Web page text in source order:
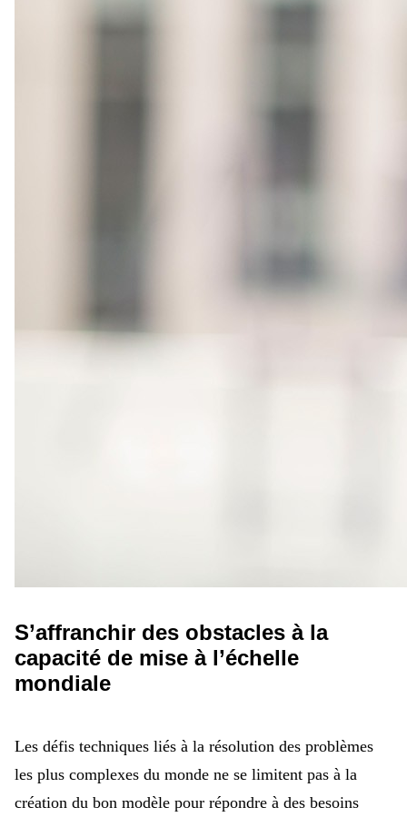
S’affranchir des obstacles à la
capacité de mise à l’échelle
mondiale
Les défis techniques liés à la résolution des problèmes
les plus complexes du monde ne se limitent pas à la
création du bon modèle pour répondre à des besoins